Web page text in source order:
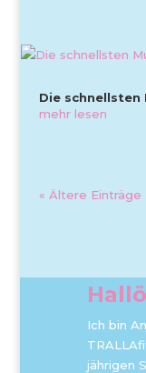
Die schnellsten
mehr lesen
« Ältere Einträge
Ich bin
jährigen